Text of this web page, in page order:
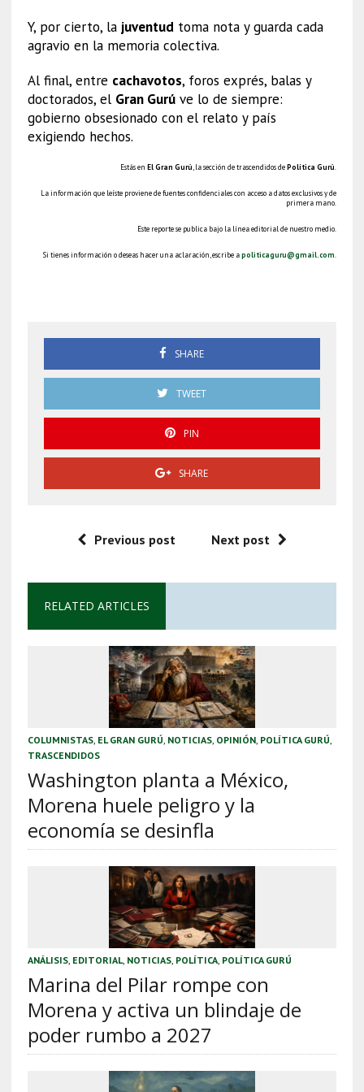
Y, por cierto, la juventudtoma nota y guarda cada
agravio en la memoria colectiva.
Al final, entre cachavotos, foros exprés, balas y
doctorados, el Gran Gurúve lo de siempre:
gobierno obsesionado con el relato y país
exigiendo hechos.
Estás enEl Gran Gurú , la sección de trascendidos dePolítica Gurú
La información que leíste proviene de fuentes confidenciales con acceso a datos exclusivos y de
primera mano.
Este reporte se publica bajo la línea editorial de nuestro medio.
Si tienes información o deseas hacer una aclaración, escribe apoliticaguru@gmail.com
SHARE
TWEET
PIN
SHARE
Previous post Next post
RELATED ARTICLES
COLUMNISTAS, EL GRAN GURÚ, NOTICIAS, OPINIÓN, POLÍTICA GURÚ,
TRASCENDIDOS
Washington planta a México,
Morena huele peligro y la
economía se desinfla
ANÁLISIS, EDITORIAL, NOTICIAS, POLÍTICA, POLÍTICA GURÚ
Marina del Pilar rompe con
Morena y activa un blindaje de
poder rumbo a 2027